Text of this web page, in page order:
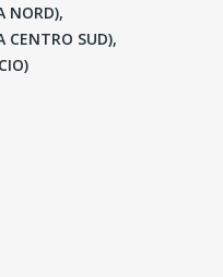
NORD),
CENTRO SUD),